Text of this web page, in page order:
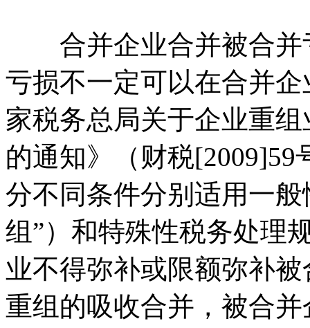
合并企业合并被合并
亏损不一定可以在合并
家税务总局关于企业重
的通知》（财税
分不同条件分别适用一
组”）和特殊性税务处理
业不得弥补或限额弥补
重组的吸收合并，被合